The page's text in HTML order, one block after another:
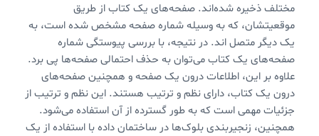
مختلف ذخیره شده‌اند. صفحه‌های یک کتاب از طریق
موقعیتشان، که به وسیله شماره صفحه مشخص شده است، به
یک دیگر متصل اند. در نتیجه، با بررسی پیوستگی شماره
صفحه‌های یک کتاب می‌توان به حذف احتمالی صفحه‌ها پی برد.
علاوه بر این، اطلاعات درون یک صفحه و همچنین صفحه‌های
درون یک کتاب، دارای نظم و ترتیب هستند. این نظم و ترتیب از
جزئیات مهمی است که به طور گسترده از آن استفاده می‌شود.
همچنین، زنجیربندی بلوک‌ها در ساختمان داده با استفاده از یک